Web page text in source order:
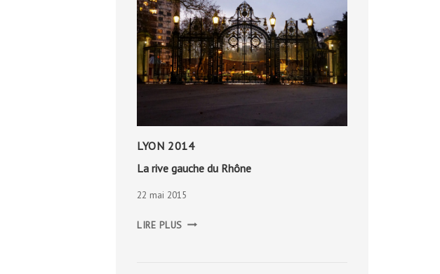
LYON 2014
La rive gauche du Rhône
22 mai 2015
LIRE PLUS RIVE